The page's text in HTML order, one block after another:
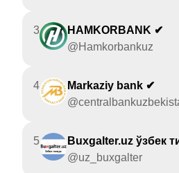
3
HAMKORBANK ✔
@Hamkorbankuz
4
Markaziy bank ✔
5
Buxgalter.uz ўзбек
@uz_buxgalter